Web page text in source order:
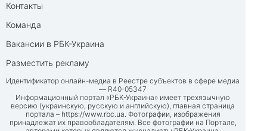
Контакты
Команда
Вакансии в РБК-Украина
Разместить рекламу
Идентификатор онлайн-медиа в Реестре субъектов в сфере медиа
— R40-05347
Информационный портал «РБК-Украина» имеет трехязычную
версию (украинскую, русскую и английскую), главная страница
портала – https://www.rbc.ua. Фотографии, изображения
принадлежат их правообладателям. Все фотографии на Портале,